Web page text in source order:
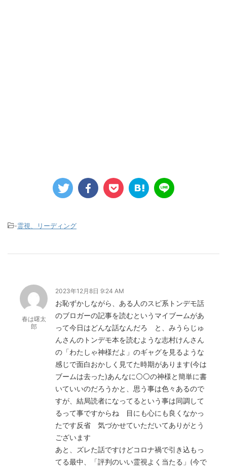
-霊視、リーディング
春は曙太
郎
2023年12月8日 9:24 AM
お恥ずかしながら、ある人のスピ系トンデモ話
のブロガーの記事を読むというマイブームがあ
って今日はどんな話なんだろ と、みうらじゅ
んさんのトンデモ本を読むような志村けんさん
の「わたしゃ神様だよ」のギャグを見るような
感じで面白おかしく見てた時期があります(今は
ブームは去った)あんなに⚪⚪の神様と簡単に書
いていいのだろうかと、思う事は色々あるので
すが、結局読者になってるという事は同調して
るって事ですからね 目にも心にも良くなかっ
たです反省 気づかせていただいてありがとう
ございます
あと、ズレた話ですけどコロナ禍で引き込もっ
てる最中、「評判のいい霊視よく当たる」(今で